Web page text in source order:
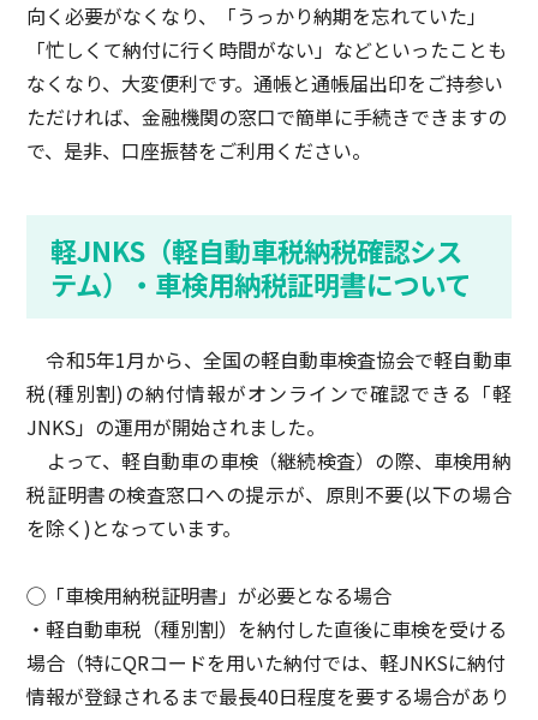
向く必要がなくなり、「うっかり納期を忘れていた」
「忙しくて納付に行く時間がない」などといったことも
なくなり、大変便利です。通帳と通帳届出印をご持参い
ただければ、金融機関の窓口で簡単に手続きできますの
で、是非、口座振替をご利用ください。
軽JNKS（軽自動車税納税確認シス
テム）・車検用納税証明書について
令和5年1月から、全国の軽自動車検査協会で軽自動車
税(種別割)の納付情報がオンラインで確認できる「軽
JNKS」の運用が開始されました。
よって、軽自動車の車検（継続検査）の際、車検用納
税証明書の検査窓口への提示が、原則不要(以下の場合
を除く)となっています。
◯「車検用納税証明書」が必要となる場合
・軽自動車税（種別割）を納付した直後に車検を受ける
場合（特にQRコードを用いた納付では、軽JNKSに納付
情報が登録されるまで最長40日程度を要する場合があり